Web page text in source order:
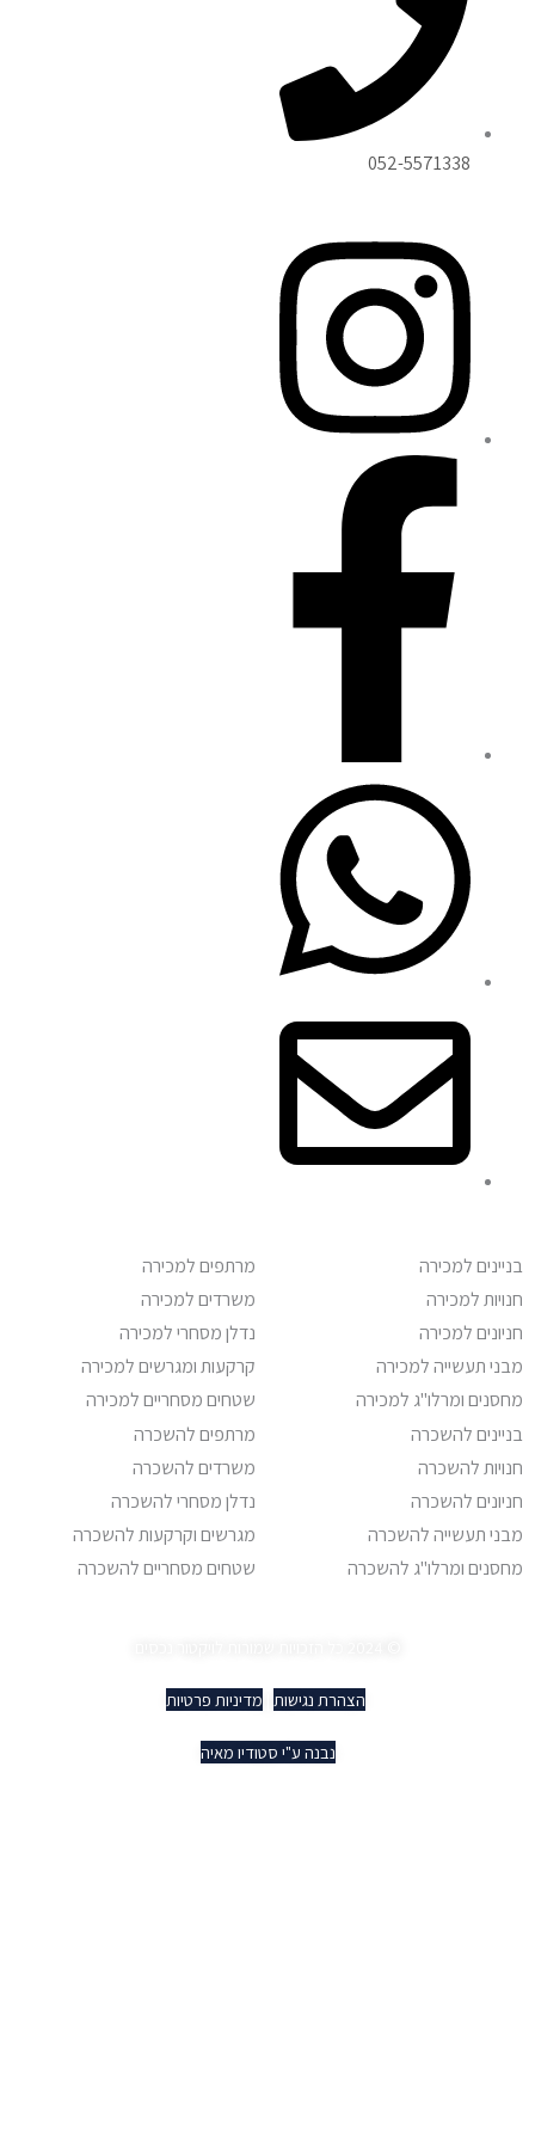
052-5571338
למכירה
למכירה
למכירה
תעשייה למכירה
ומרלו"ג למכירה
מרתפים למכירה
משרדים למכירה
נדלן מסחרי למכירה
קרקעות ומגרשים למכירה
שטחים מסחריים למכירה
להשכרה
להשכרה
להשכרה
תעשייה להשכרה
ומרלו"ג להשכרה
מרתפים להשכרה
משרדים להשכרה
נדלן מסחרי להשכרה
מגרשים וקרקעות להשכרה
שטחים מסחריים להשכרה
הצהרת נגישות |מדיניות פרטיות
נבנה ע"י סטודיו מאיה